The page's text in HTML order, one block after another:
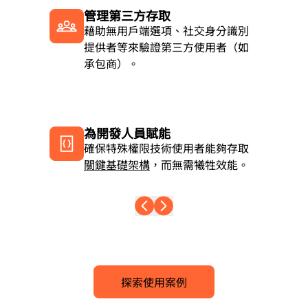
管理第三方存取
藉助無用戶端選項、社交身分識別
提供者等來驗證第三方使用者（如
承包商）。
為開發人員賦能
確保特殊權限技術使用者能夠存取
關鍵基礎架構 ，而無需犧牲效能。
探索使用案例